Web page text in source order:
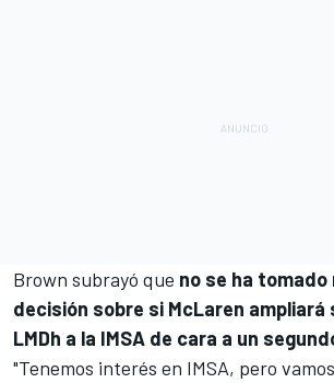
Brown subrayó que no se ha tomado
decisión sobre si McLaren ampliará
LMDh a la IMSA de cara a un
"Tenemos interés en IMSA, pero